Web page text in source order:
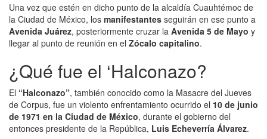
Una vez que estén en dicho punto de la alcaldía Cuauhtémoc de
la Ciudad de México, los manifestantes seguirán en ese punto a
Avenida Juárez, posteriormente cruzar la Avenida 5 de Mayo y
llegar al punto de reunión en el Zócalo capitalino.
¿Qué fue el ‘Halconazo?
El “Halconazo”, también conocido como la Masacre del Jueves
de Corpus, fue un violento enfrentamiento ocurrido el 10 de junio
de 1971 en la Ciudad de México, durante el gobierno del
entonces presidente de la República, Luis Echeverría Álvarez.